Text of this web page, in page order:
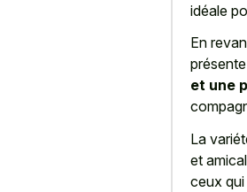
idéale
En
et une
La
et
ceux